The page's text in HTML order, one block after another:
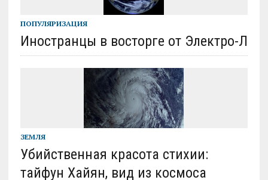
ПОПУЛЯРИЗАЦИЯ
Иностранцы в восторге от Электро-Л
ЗЕМЛЯ
Убийственная красота стихии:
тайфун Хайян, вид из космоса